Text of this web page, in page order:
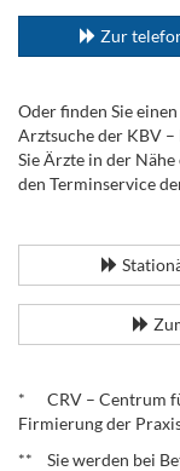
Zur
Oder finden Sie
Arztsuche der KBV –
Sie Ärzte in der
den Terminservice
* CRV – Centrum
Firmierung der
** Sie werden bei